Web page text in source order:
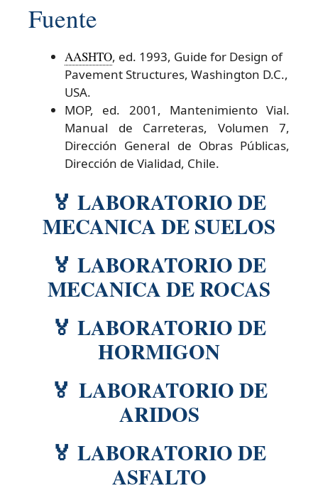
Fuente
AASHTO, ed. 1993, Guide for Design of
Pavement Structures, Washington D.C.,
USA.
MOP, ed. 2001, Mantenimiento Vial.
Manual de Carreteras, Volumen 7,
Dirección General de Obras Públicas,
Dirección de Vialidad, Chile.
🏅 LABORATORIO DE
MECANICA DE SUELOS
🏅 LABORATORIO DE
MECANICA DE ROCAS
🏅 LABORATORIO DE
HORMIGON
🏅 LABORATORIO DE
ARIDOS
🏅 LABORATORIO DE
ASFALTO